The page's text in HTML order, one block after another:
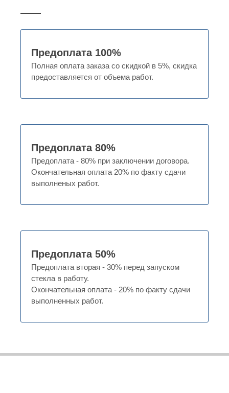
Предоплата 100%
Полная оплата заказа со скидкой в 5%, скидка
предоставляется от объема работ.
Предоплата 80%
Предоплата - 80% при заключении договора.
Окончательная оплата 20% по факту сдачи
выполненых работ.
Предоплата 50%
Предоплата вторая - 30% перед запуском
стекла в работу.
Окончательная оплата - 20% по факту сдачи
выполненных работ.